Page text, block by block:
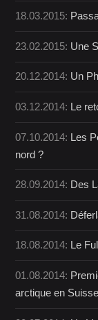
18.03.2015:
23.02.2015: Une
20.12.2014: Un
03.12.2014: Le
07.10.2014: Les
nord ?
28.09.2014: Des
31.08.2014:
18.08.2014: Le
01.08.2014:
arctique en Suisse